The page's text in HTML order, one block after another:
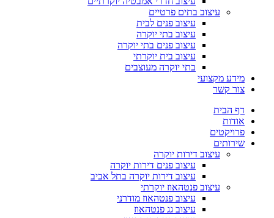
עיצוב בתים פרטיים
עיצוב פנים לבית
עיצוב בתי יוקרה
עיצוב פנים בתי יוקרה
עיצוב בית יוקרתי
בתי יוקרה מעוצבים
מידע מקצועי
צור קשר
דף הבית
אודות
פרויקטים
שירותים
עיצוב דירות יוקרה
עיצוב פנים דירות יוקרה
עיצוב דירות יוקרה בתל אביב
עיצוב פנטהאוז יוקרתי
עיצוב פנטהאוז מודרני
עיצוב גג פנטהאוז